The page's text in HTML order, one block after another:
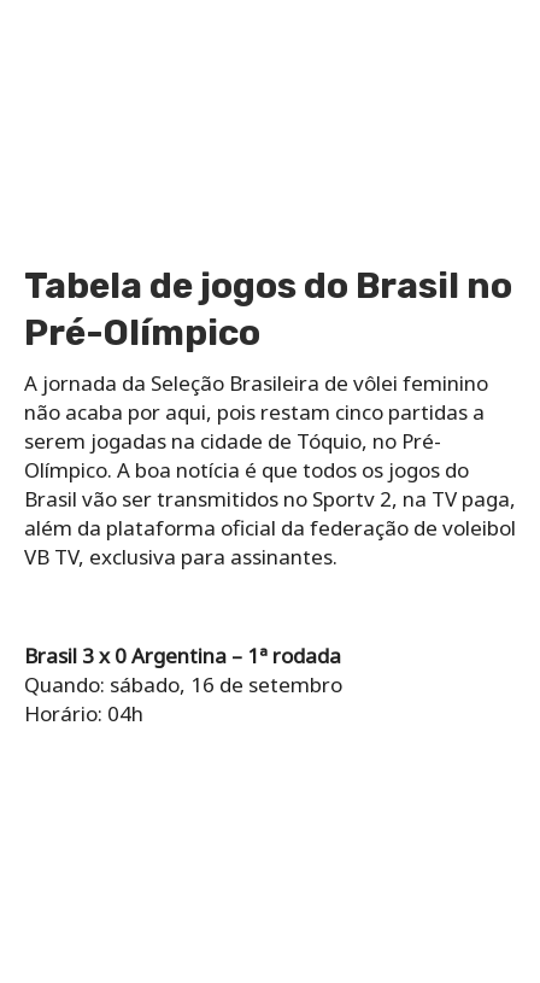
Tabela de jogos do Brasil no
Pré-Olímpico
A jornada da Seleção Brasileira de vôlei feminino
não acaba por aqui, pois restam cinco partidas a
serem jogadas na cidade de Tóquio, no Pré-
Olímpico. A boa notícia é que todos os jogos do
Brasil vão ser transmitidos no Sportv 2, na TV paga,
além da plataforma oficial da federação de voleibol
VB TV, exclusiva para assinantes.
Brasil 3 x 0 Argentina – 1ª rodada
Quando: sábado, 16 de setembro
Horário: 04h